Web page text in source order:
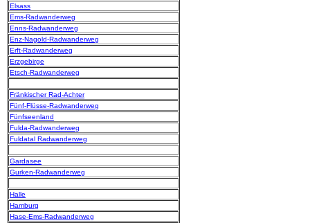
Elsass
Ems-Radwanderweg
Enns-Radwanderweg
Enz-Nagold-Radwanderweg
Erft-Radwanderweg
Erzgebirge
Etsch-Radwanderweg
Fränkischer Rad-Achter
Fünf-Flüsse-Radwanderweg
Fünfseenland
Fulda-Radwanderweg
Fuldatal Radwanderweg
Gardasee
Gurken-Radwanderweg
Halle
Hamburg
Hase-Ems-Radwanderweg